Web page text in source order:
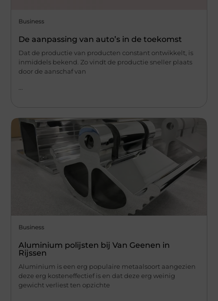
Business
De aanpassing van auto’s in de toekomst
Dat de productie van producten constant ontwikkelt, is
inmiddels bekend. Zo vindt de productie sneller plaats
door de aanschaf van
...
Business
Aluminium polijsten bij Van Geenen in
Rijssen
Aluminium is een erg populaire metaalsoort aangezien
deze erg kosteneffectief is en dat deze erg weinig
gewicht verliest ten opzichte